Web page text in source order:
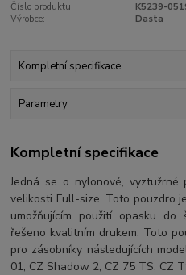
Číslo produktu:
K5239-
Výrobce:
Dasta
Kompletní specifikace
Parametry
Kompletní specifikace
Jedná se o nylonové,
velikosti Full-size. Toto pouzdro
umožňujícím použití opasku
řešeno kvalitním drukem. Toto
pro zásobníky následujících
01, CZ Shadow 2, CZ 75 TS, CZ